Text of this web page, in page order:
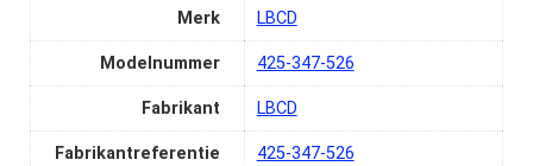
Merk ‎LBCD
Modelnummer ‎425-347-526
Fabrikant ‎LBCD
Fabrikantreferentie ‎425-347-526